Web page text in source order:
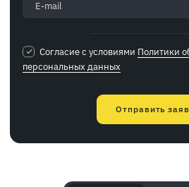
Согласие с условиями Политики
персональных данных
Отправить